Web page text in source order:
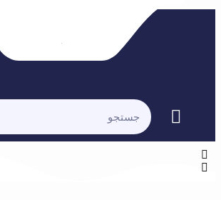
فهرست
کردن